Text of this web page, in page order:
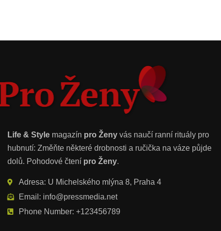
Life & Style magazín pro Ženy vás naučí ranní rituály pro
hubnutí: Změňte některé drobnosti a ručička na váze půjde
dolů. Pohodové čtení pro Ženy.
Adresa: U Michelského mlýna 8, Praha 4
Email: info@pressmedia.net
Phone Number: +123456789